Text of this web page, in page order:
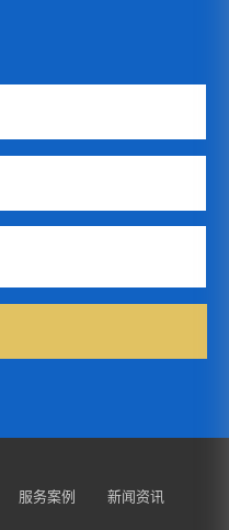
服务案例
新闻资讯